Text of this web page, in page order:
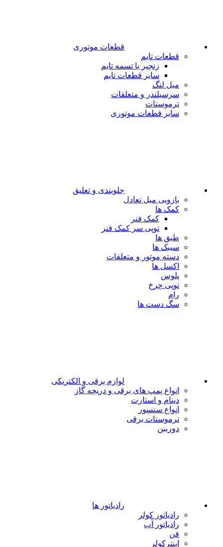
قطعات موتوری
قطعات تایم
زنجیر یا تسمه تایم
سایر قطعات تایم
میل لنگ
سرسیلندر و متعلقات
ترموستات
سایر قطعات موتوری
جلوبندی و تعلیق
بازویی میل تعادل
کمک ها
کمک فنر
توپی سر کمک فنر
طبق ها
سیبک ها
دسته موتور و متعلقات
اکسل ها
پلوس
توپی چرخ
رام
سگ دست ها
لوازم برقی و الکتریکی
انواع پمپ های برقی و دریچه گاز
دینام و استارت
انواع سنسور
ترموستات برقی
دوربین
رادیاتور ها
رادیاتور کولر
رادیاتور آب
فن
اینترکولر